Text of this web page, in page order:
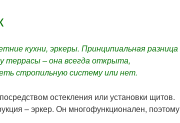
кухни, эркеры. Принципиальная разница
террасы – она всегда открыта,
стропильную систему или нет.
остекления или установки щитов.
– эркер. Он многофункционален, поэтому